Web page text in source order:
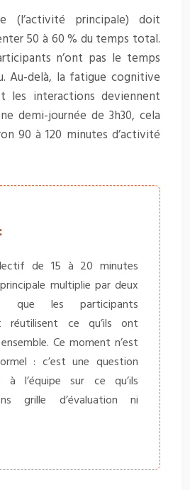
(l’activité principale) doit
50 à 60 % du temps total.
n’ont pas le temps
Au-delà, la fatigue cognitive
les interactions deviennent
demi-journée de 3h30, cela
90 à 120 minutes d’activité
de 15 à 20 minutes
multiplie par deux
que les participants
réutilisent ce qu’ils ont
Ce moment n’est
: c’est une question
à l’équipe sur ce qu’ils
grille d’évaluation ni